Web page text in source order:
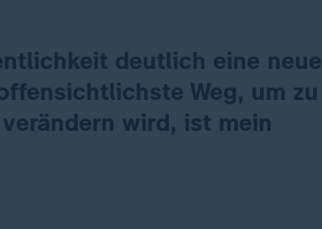
deutlich eine neue
Weg, um zu
wird, ist mein